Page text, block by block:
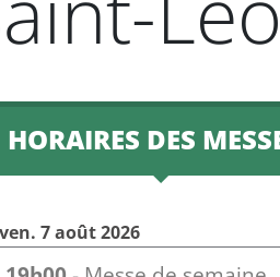
HORAIRES DES
ven. 7 août 2026